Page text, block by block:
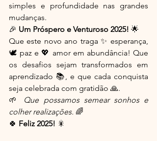
simples e profundidade nas grandes
mudanças.
🎉 Um Próspero e Venturoso 2025! 🌟
Que este novo ano traga ✨ esperança,
🕊️ paz e 💖 amor em abundância! Que
os desafios sejam transformados em
aprendizado 📚, e que cada conquista
seja celebrada com gratidão 🙏.
🌱 Que possamos semear sonhos e
colher realizações. 🌈
🍀 Feliz 2025! 🎇